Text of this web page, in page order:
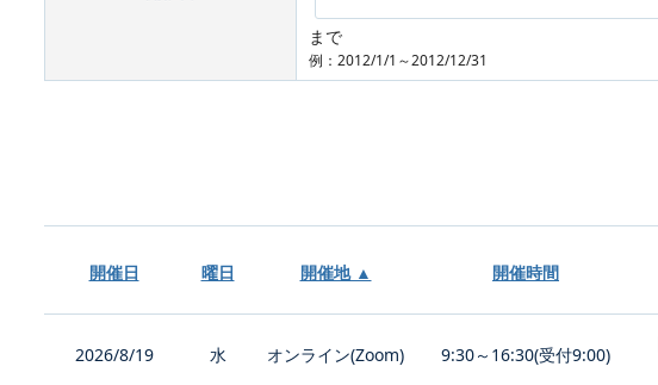
まで
例：2012/1/1～2012/12/31
開催日 曜日 開催地 ▲ 開催時間
2026/8/19 水 オンライン(Zoom) 9:30～16:30(受付9:00)